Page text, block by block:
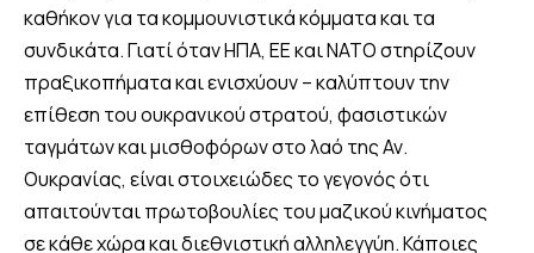
καθήκον για τα κομμουνιστικά κόμματα και τα
συνδικάτα. Γιατί όταν ΗΠΑ, ΕΕ και ΝΑΤΟ στηρίζουν
πραξικοπήματα και ενισχύουν – καλύπτουν την
επίθεση του ουκρανικού στρατού, φασιστικών
ταγμάτων και μισθοφόρων στο λαό της Αν.
Ουκρανίας, είναι στοιχειώδες το γεγονός ότι
απαιτούνται πρωτοβουλίες του μαζικού κινήματος
σε κάθε χώρα και διεθνιστική αλληλεγγύη. Κάποιες